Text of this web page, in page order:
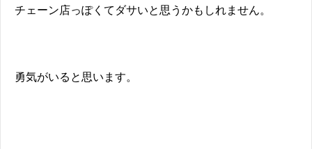
チェーン店っぽくてダサいと思うかもしれません。
勇気がいると思います。